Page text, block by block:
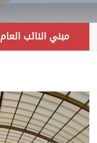
مبني النائب العام
Next